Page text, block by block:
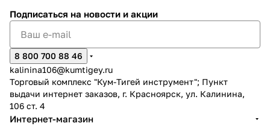
Подписаться на новости и акции
8 800 700 88 46
kalinina106@kumtigey.ru
Торговый комплекс "Кум-Тигей инструмент"; Пункт
выдачи интернет заказов, г. Красноярск, ул. Калинина,
106 ст. 4
Интернет-магазин